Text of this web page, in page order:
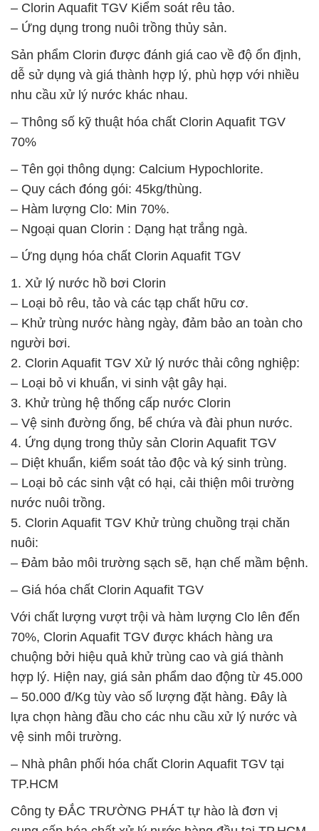
– Clorin Aquafit TGV Kiểm soát rêu tảo.
– Ứng dụng trong nuôi trồng thủy sản.
Sản phẩm Clorin được đánh giá cao về độ ổn định,
dễ sử dụng và giá thành hợp lý, phù hợp với nhiều
nhu cầu xử lý nước khác nhau.
– Thông số kỹ thuật hóa chất Clorin Aquafit TGV
70%
– Tên gọi thông dụng: Calcium Hypochlorite.
– Quy cách đóng gói: 45kg/thùng.
– Hàm lượng Clo: Min 70%.
– Ngoại quan Clorin : Dạng hạt trắng ngà.
– Ứng dụng hóa chất Clorin Aquafit TGV
1. Xử lý nước hồ bơi Clorin
– Loại bỏ rêu, tảo và các tạp chất hữu cơ.
– Khử trùng nước hàng ngày, đảm bảo an toàn cho
người bơi.
2. Clorin Aquafit TGV Xử lý nước thải công nghiệp:
– Loại bỏ vi khuẩn, vi sinh vật gây hại.
3. Khử trùng hệ thống cấp nước Clorin
– Vệ sinh đường ống, bể chứa và đài phun nước.
4. Ứng dụng trong thủy sản Clorin Aquafit TGV
– Diệt khuẩn, kiểm soát tảo độc và ký sinh trùng.
– Loại bỏ các sinh vật có hại, cải thiện môi trường
nước nuôi trồng.
5. Clorin Aquafit TGV Khử trùng chuồng trại chăn
nuôi:
– Đảm bảo môi trường sạch sẽ, hạn chế mầm bệnh.
– Giá hóa chất Clorin Aquafit TGV
Với chất lượng vượt trội và hàm lượng Clo lên đến
70%, Clorin Aquafit TGV được khách hàng ưa
chuộng bởi hiệu quả khử trùng cao và giá thành
hợp lý. Hiện nay, giá sản phẩm dao động từ 45.000
– 50.000 đ/Kg tùy vào số lượng đặt hàng. Đây là
lựa chọn hàng đầu cho các nhu cầu xử lý nước và
vệ sinh môi trường.
– Nhà phân phối hóa chất Clorin Aquafit TGV tại
TP.HCM
Công ty ĐẮC TRƯỜNG PHÁT tự hào là đơn vị